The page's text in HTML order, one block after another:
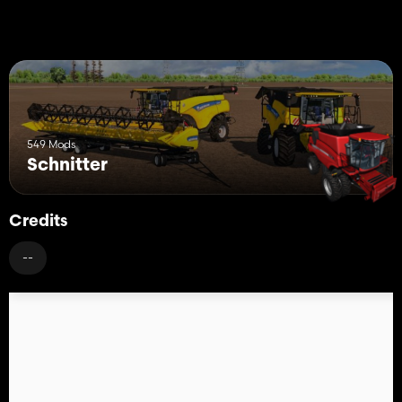
549 Mods
Schnitter
Credits
--